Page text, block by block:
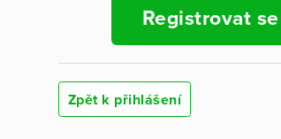
Registrovat se
Zpět k přihlášení